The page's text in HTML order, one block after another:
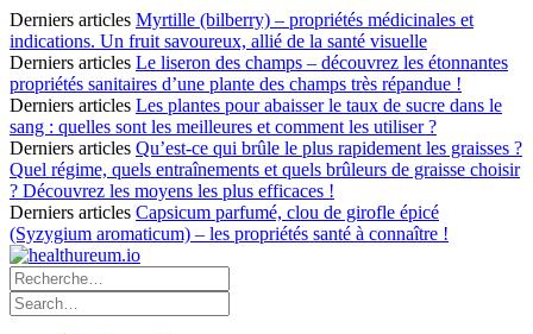
Derniers articles Myrtille (bilberry) – propriétés médicinales et
indications. Un fruit savoureux, allié de la santé visuelle
Derniers articles Le liseron des champs – découvrez les étonnantes
propriétés sanitaires d’une plante des champs très répandue !
Derniers articles Les plantes pour abaisser le taux de sucre dans le
sang : quelles sont les meilleures et comment les utiliser ?
Derniers articles Qu’est-ce qui brûle le plus rapidement les graisses ?
Quel régime, quels entraînements et quels brûleurs de graisse choisir
? Découvrez les moyens les plus efficaces !
Derniers articles Capsicum parfumé, clou de girofle épicé
(Syzygium aromaticum) – les propriétés santé à connaître !